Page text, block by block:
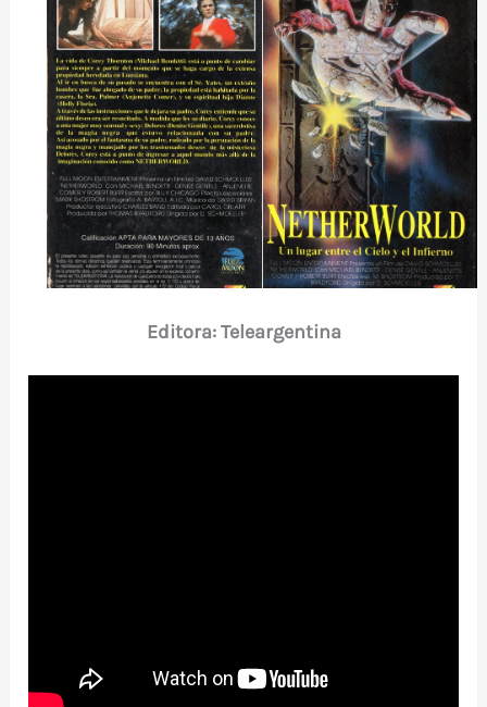
Editora: Teleargentina